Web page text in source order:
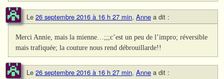
Le 26 septembre 2016 à 16 h 27 min, Anne a dit :
Merci Annie, mais la mienne…;;;c’est un peu de l’impro; réversible
mais trafiquée; la couture nous rend débrouillarde!!
Le 26 septembre 2016 à 16 h 27 min, Anne a dit :